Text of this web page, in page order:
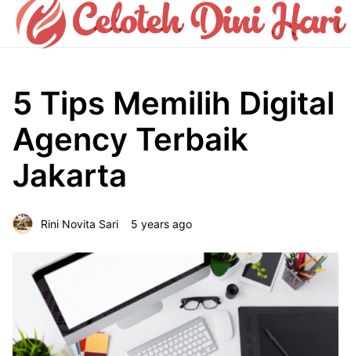
5 Tips Memilih Digital
Agency Terbaik
Jakarta
Rini Novita Sari 5 years ago